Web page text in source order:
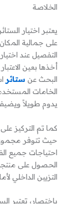
الخلاصة
يعتبر اختيار
على جمالية المكان
التفصيل عند
أخذها بعين
البحث عنستائر
الخامات
يدوم طويلاً
كما تم التركيز على
حيث تتوفر
احتياجات جميع
الحصول على
التزيين الداخلي
باختصار، تعتبر